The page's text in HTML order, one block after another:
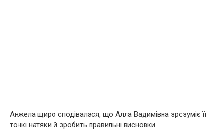
Анжела щиро сподівалася, що Алла Вадимівна зрозуміє її
тонкі натяки й зробить правильні висновки.